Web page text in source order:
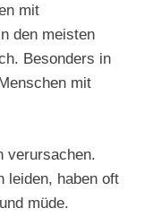
mit
den meisten
Besonders in
mit
verursachen.
leiden, haben oft
müde.